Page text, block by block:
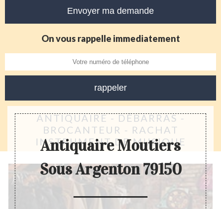
On vous rappelle immediatement
ANTIQUAIRE - DÉBARRAS -
BROCANTEUR - RACHAT
INSTRUMENT DE MUSIQUE
Antiquaire Moutiers
Sous Argenton 79150